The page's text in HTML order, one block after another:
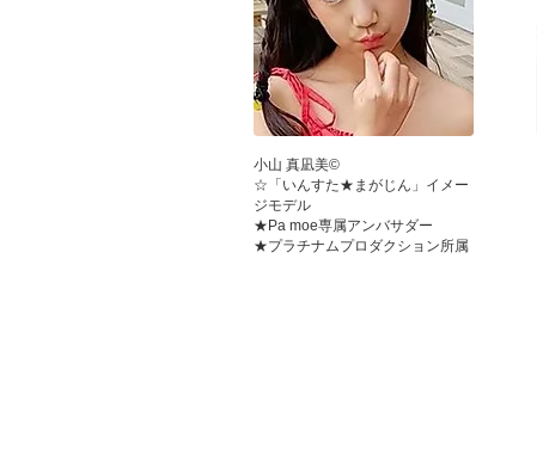
小山 真凪美©
☆「いんすた★まがじん」イメー
ジモデル
★Pa moe専属アンバサダー
★プラチナムプロダクション所属